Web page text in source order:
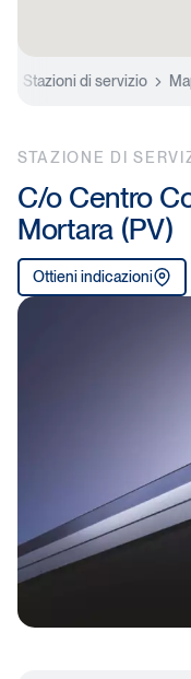
Stazioni di servizio
STAZIONE DI
C/o Centro
Mortara (PV)
Ottieni indicazioni